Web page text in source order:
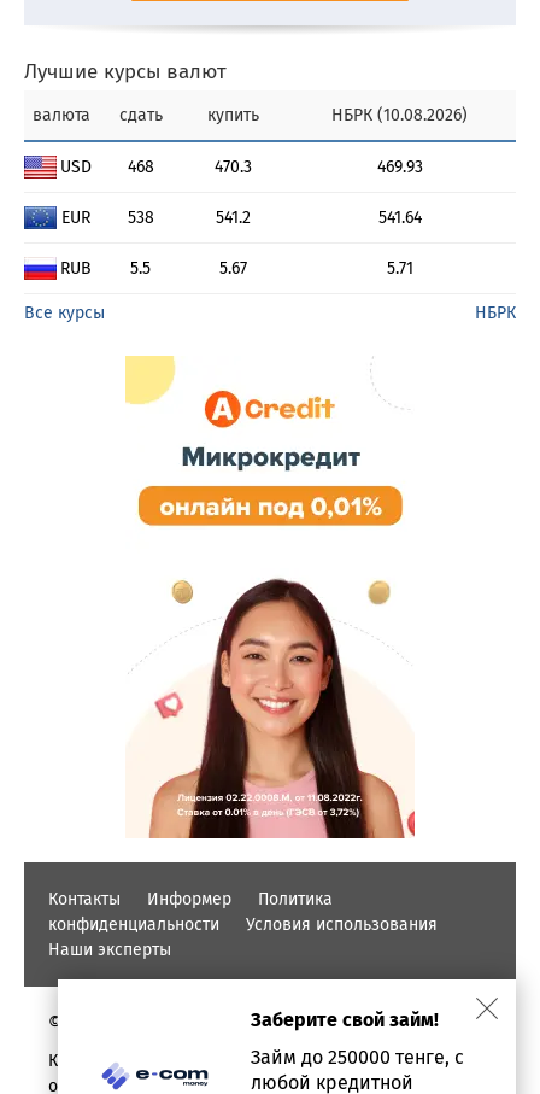
Лучшие курсы валют
валюта сдать купить НБРК (10.08.2026)
USD 468 470.3 469.93
EUR 538 541.2 541.64
RUB 5.5 5.67 5.71
Все курсы НБРК
Контакты Информер
Политика
конфиденциальности
Условия использования
Наши эксперты
© PROFINZ.KZ
Казахстан, г. Алматы, проспект Аль-фараби, дом 17,
офис 1602
Заберите свой займ!
Займ до 250000 тенге, с
любой кредитной